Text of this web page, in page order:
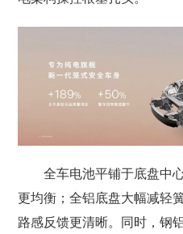
全车电池平铺于底盘中
更均衡；全铝底盘大幅减轻
路感反馈更清晰。同时，钢